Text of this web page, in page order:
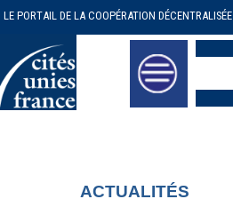
LE PORTAIL DE LA COOPÉRATION DÉCENTRALISÉE
ACTUALITÉS